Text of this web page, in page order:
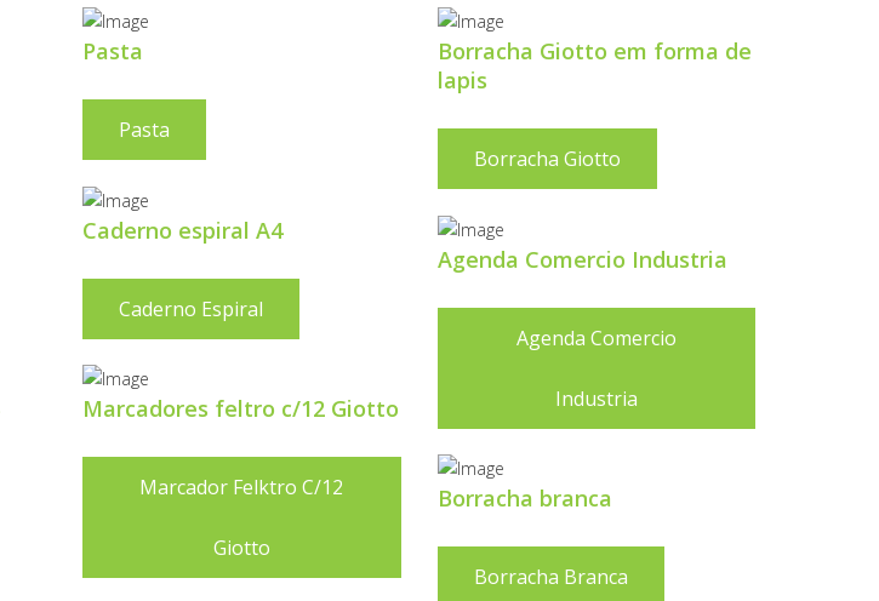
Pasta
Pasta
Caderno espiral A4
Caderno Espiral
Marcadores feltro c/12 Giotto
Marcador Felktro C/12
Giotto
Borracha Giotto em forma de
lapis
Borracha Giotto
Agenda Comercio Industria
Agenda Comercio
Industria
Borracha branca
Borracha Branca